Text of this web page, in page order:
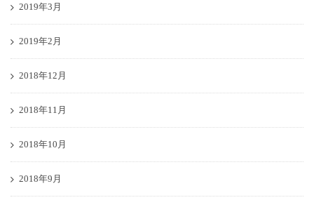
2019年3月
2019年2月
2018年12月
2018年11月
2018年10月
2018年9月